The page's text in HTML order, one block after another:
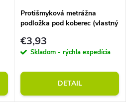
Protišmyková metrážna
podložka pod koberec (vlastný
€3,93
Skladom - rýchla expedícia
DETAIL